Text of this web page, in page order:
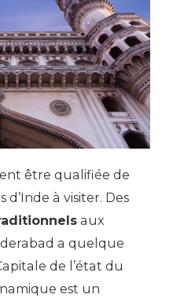
être qualifiée de
d’Inde à visiter. Des
aux
a quelque
de l’état du
est un